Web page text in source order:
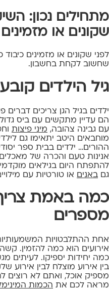
מתחילים נכון:
שקונים או מזמינים
לפני שקונים או מזמינים
שחשוב לקחת בחשבון.
גיל הילדים
ילדים בגיל הגן צריכים דברים
הם עדיין מתקשים עם ביס
עם גבינה צהובה, מיני פיצות
מוחבאים היטב יתאימו גם
ההורים… ילדים בבית ספר
אנינות טעם והכרה של
להתפתח היום בגילאים
גם באנים או טורטיות עם
כמה באמת
מספרים
אחת ההתלבטויות המשמעותיות
אירועים הוא כמה להזמין.
כמה יחידות יספיקו.
בין אירוע מוצלח לבין אירוע
מספיק אוכל, ואתם לא רוצים
מראה לכם את הכמות